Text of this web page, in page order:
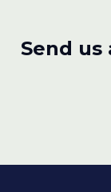
Send us